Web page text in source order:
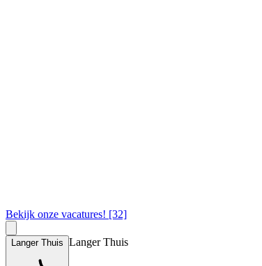
Bekijk onze vacatures! [32]
Langer Thuis Langer Thuis